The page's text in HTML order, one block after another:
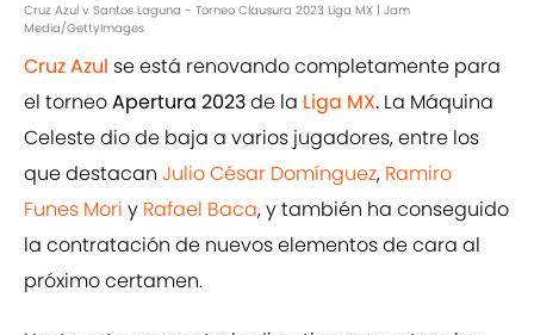
Cruz Azul v Santos Laguna - Torneo Clausura 2023 Liga MX | Jam
Media/GettyImages
Cruz Azul se está renovando completamente para
el torneoApertura 2023de la Liga MX. La Máquina
Celeste dio de baja a varios jugadores, entre los
que destacan Julio César Domínguez, Ramiro
Funes Mori y Rafael Baca, y también ha conseguido
la contratación de nuevos elementos de cara al
próximo certamen.